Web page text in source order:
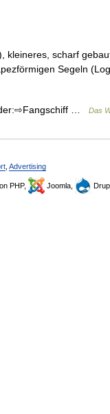
scharf
Segeln
… Das
Advertising
PHP, Joomla,